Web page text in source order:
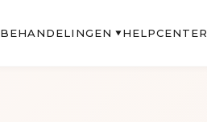
BEHANDELINGEN ▼ HELPCENTER